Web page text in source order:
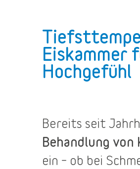
Eiskammer
Hochgefühl
Bereits seit
Behandlung
ein – ob bei